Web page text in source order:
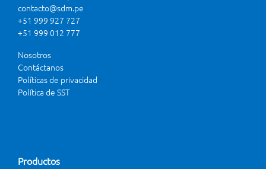
contacto@sdm.pe
+51 999 927 727
+51 999 012 777
Nosotros
Contáctanos
Políticas de privacidad
Política de SST
Productos